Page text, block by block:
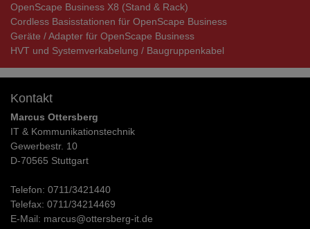
OpenScape Business X8 (Stand & Rack)
Cordless Basisstationen für OpenScape Business
Geräte / Adapter für OpenScape Business
HVT und Systemverkabelung / Baugruppenkabel
Kontakt
Marcus Ottersberg
IT & Kommunikationstechnik
Gewerbestr. 10
D-70565 Stuttgart
Telefon: 0711/3421440
Telefax: 0711/34214469
E-Mail: marcus@ottersberg-it.de